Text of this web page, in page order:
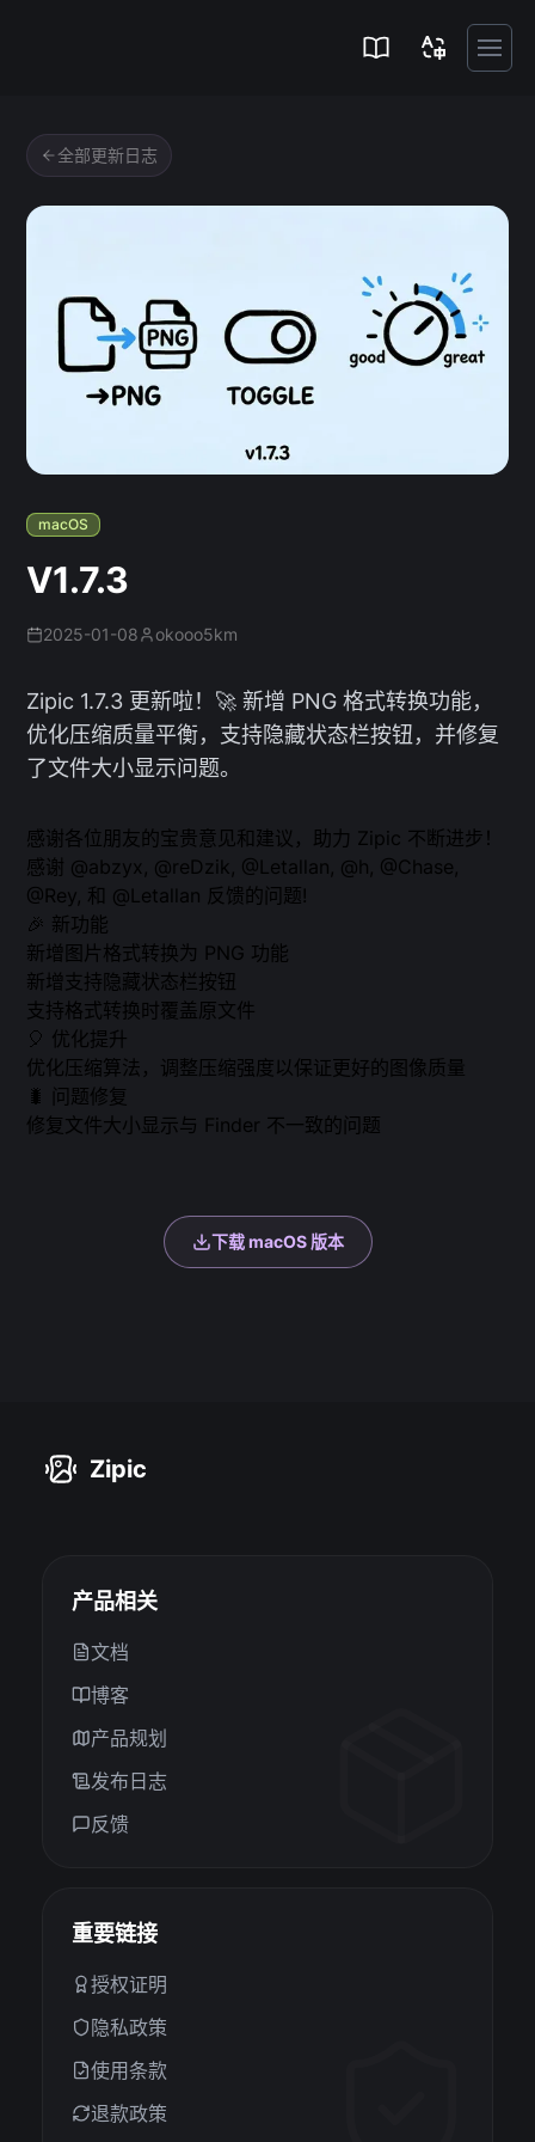
全部更新日志
macOS
V1.7.3
2025-01-08 okooo5km
Zipic 1.7.3 更新啦！🚀 新增 PNG 格式转换功能，
优化压缩质量平衡，支持隐藏状态栏按钮，并修复
了文件大小显示问题。
感谢各位朋友的宝贵意见和建议，助力 Zipic 不断进步！
感谢 @abzyx, @reDzik, @Letallan, @h, @Chase,
@Rey, 和 @Letallan 反馈的问题!
🎉 新功能
新增图片格式转换为 PNG 功能
新增支持隐藏状态栏按钮
支持格式转换时覆盖原文件
🎈 优化提升
优化压缩算法，调整压缩强度以保证更好的图像质量
🐛 问题修复
修复文件大小显示与 Finder 不一致的问题
下载 macOS 版本
Zipic
产品相关
文档
博客
产品规划
发布日志
反馈
重要链接
授权证明
隐私政策
使用条款
退款政策